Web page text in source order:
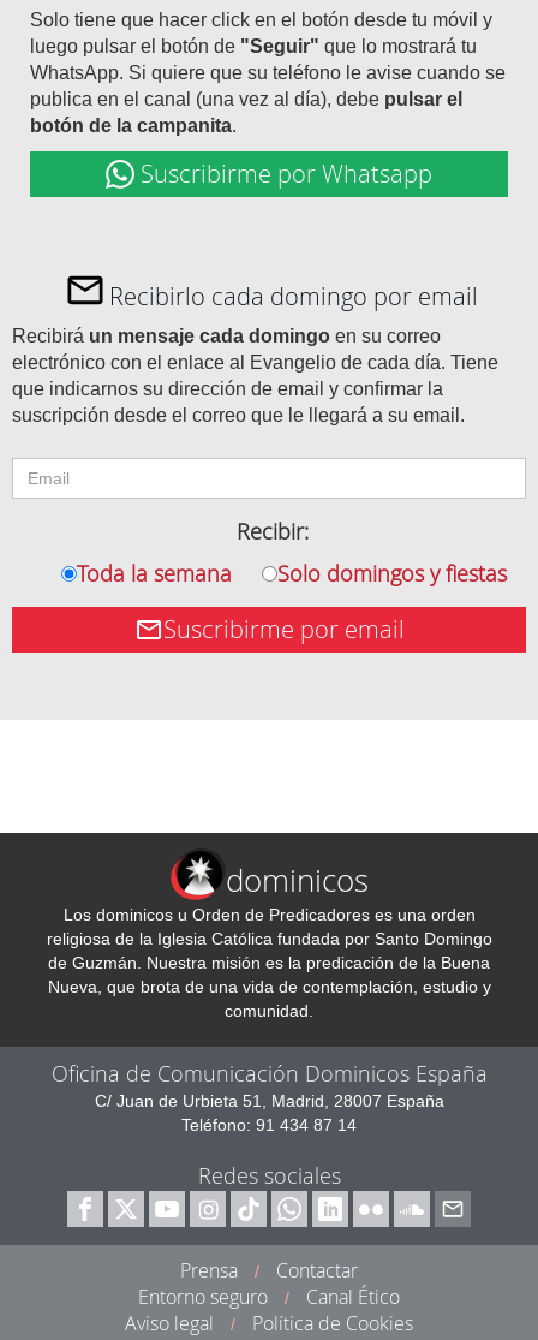
Solo tiene que hacer click en el botón desde tu móvil y
luego pulsar el botón de "Seguir" que lo mostrará tu
WhatsApp. Si quiere que su teléfono le avise cuando se
publica en el canal (una vez al día), debe pulsar el
botón de la campanita.
Suscribirme por Whatsapp
Recibirlo cada domingo por email
Recibirá un mensaje cada domingo en su correo
electrónico con el enlace al Evangelio de cada día. Tiene
que indicarnos su dirección de email y confirmar la
suscripción desde el correo que le llegará a su email.
Recibir:
Toda la semana
Solo domingos y fiestas
Suscribirme por email
dominicos
Los dominicos u Orden de Predicadores es una orden
religiosa de la Iglesia Católica fundada por Santo Domingo
de Guzmán. Nuestra misión es la predicación de la Buena
Nueva, que brota de una vida de contemplación, estudio y
comunidad.
Oficina de Comunicación Dominicos España
C/ Juan de Urbieta 51, Madrid, 28007 España
Teléfono: 91 434 87 14
Redes sociales
Prensa /
Contactar
Entorno seguro
/
Canal Ético
Aviso legal
/
Política de Cookies